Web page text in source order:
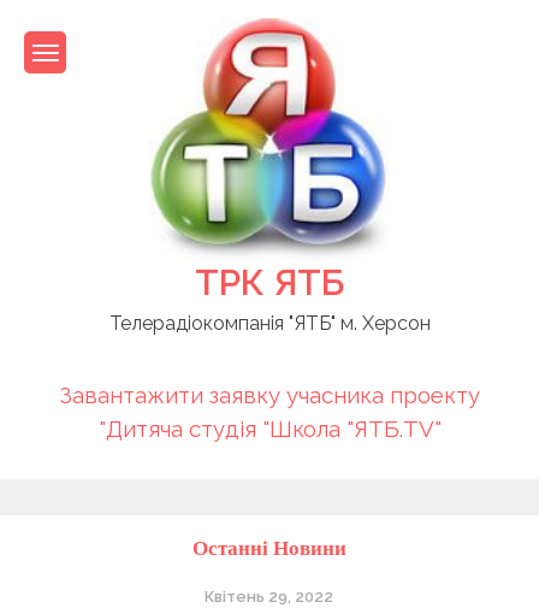
content
ТРК ЯТБ
Телерадіокомпанія "ЯТБ" м. Херсон
Завантажити заявку учасника проекту
"Дитяча студія "Школа "ЯТБ.TV"
Останні Новини
Квітень 29, 2022